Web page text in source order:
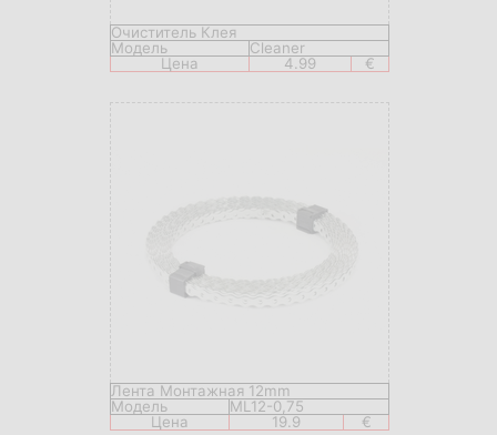
Очиститель Клея
Модель
Сleaner
Цена
4.99 €
Лента Монтажная 12mm
Модель
ML12-0,75
Цена
19.9 €